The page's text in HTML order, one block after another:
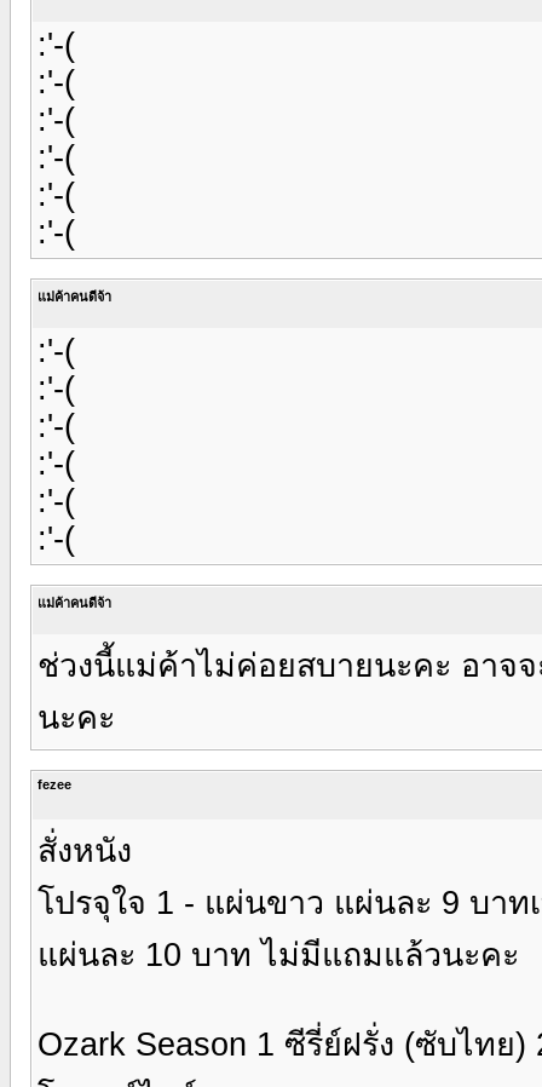
:'-(
:'-(
:'-(
:'-(
:'-(
:'-(
แม่ค้าคนดีจ้า
:'-(
:'-(
:'-(
:'-(
:'-(
:'-(
แม่ค้าคนดีจ้า
ช่วงนี้แม่ค้าไม่ค่อยสบายนะคะ อาจ
นะคะ
fezee
สั่งหนัง
โปรจุใจ 1 - แผ่นขาว แผ่นละ 9 บา
แผ่นละ 10 บาท ไม่มีแถมแล้วนะคะ
Ozark Season 1 ซีรี่ย์ฝรั่ง (ซับไทย